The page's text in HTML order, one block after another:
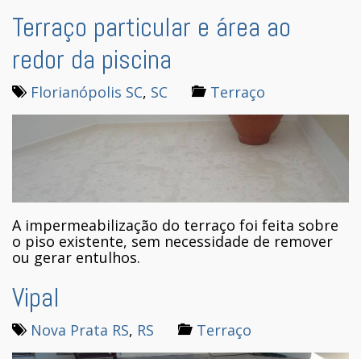
Terraço particular e área ao
redor da piscina
Florianópolis SC, SC Terraço
A impermeabilização do terraço foi feita sobre
o piso existente, sem necessidade de remover
ou gerar entulhos.
Vipal
Nova Prata RS, RS Terraço